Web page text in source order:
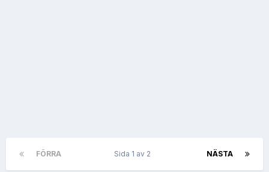
FÖRRA NÄSTA
Sida 1 av 2